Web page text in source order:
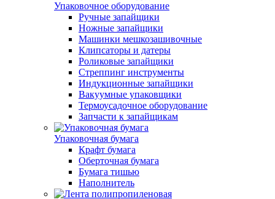
Упаковочное оборудование
Ручные запайщики
Ножные запайщики
Машинки мешкозашивочные
Клипсаторы и датеры
Роликовые запайщики
Стреппинг инструменты
Индукционные запайщики
Вакуумные упаковщики
Термоусадочное оборудование
Запчасти к запайщикам
Упаковочная бумага
Крафт бумага
Оберточная бумага
Бумага тишью
Наполнитель